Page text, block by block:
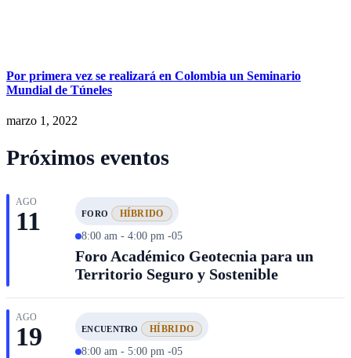
Por primera vez se realizará en Colombia un Seminario
Mundial de Túneles
marzo 1, 2022
Próximos eventos
AGO
11 FORO HÍBRIDO
8:00 am - 4:00 pm -05
Foro Académico Geotecnia para un
Territorio Seguro y Sostenible
AGO
19 ENCUENTRO HÍBRIDO
8:00 am - 5:00 pm -05